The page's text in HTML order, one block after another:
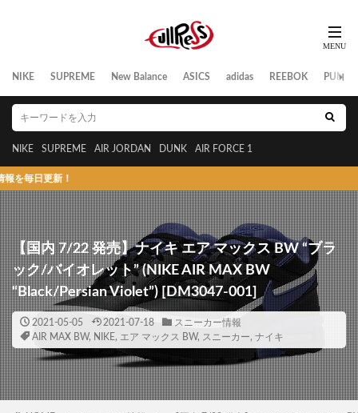
NIKE SUPREME New Balance ASICS adidas REEBOK PUMA
NIKE SUPREME AIR JORDAN DUNK AIR FORCE 1
【国内 7/22 発売】ナイキ エア マックス BW “ブラ
ック/バイオレット” (NIKE AIR MAX BW
“Black/Persian Violet”) [DM3047-001]
2021-05-05 2021-07-18
スニーカー情報
AIR MAX BW, NIKE, エア マックス BW, スニーカー, ナイキ